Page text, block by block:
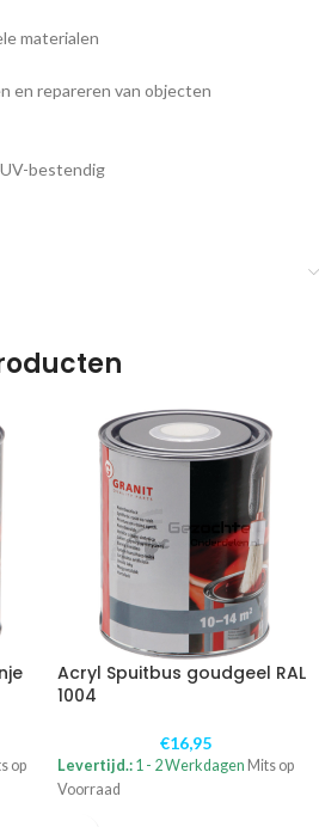
materialen
en repareren van objecten
bestendig
op
Acryl Spuitbus goudgeel RAL
1004
€16,95
Levertijd.: 1 - 2 Werkdagen Mits op
Voorraad